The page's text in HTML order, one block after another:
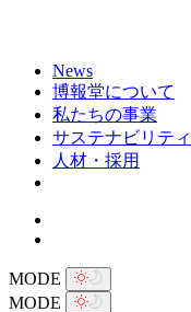
News
博報堂について
私たちの事業
サステナビリティ
人材・採用
MODE
MODE